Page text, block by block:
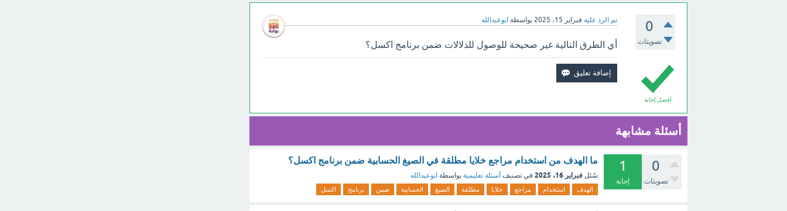
0
تصويتات
تم الرد عليه فبراير 15، 2025 بواسطة ابوعبدالله
أفضل إجابة
أي الطرق التالية غير صحيحة للوصول للدلالات ضمن برنامج اكسل؟
أسئلة مشابهة
0
تصويتات
1
إجابة
ما الهدف من استخدام مراجع خلايا مطلقة في الصيغ الحسابية ضمن برنامج اكسل؟
سُئل فبراير 16، 2025 في تصنيف أسئلة تعليمية بواسطة ابوعبدالله
الهدف استخدام مراجع خلايا مطلقة الصيغ الحسابية ضمن برنامج اكسل